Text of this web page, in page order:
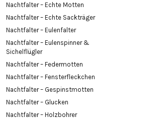
Nachtfalter – Echte Motten
Nachtfalter – Echte Sackträger
Nachtfalter – Eulenfalter
Nachtfalter – Eulenspinner &
Sichelflügler
Nachtfalter – Federmotten
Nachtfalter – Fensterfleckchen
Nachtfalter – Gespinstmotten
Nachtfalter – Glucken
Nachtfalter – Holzbohrer